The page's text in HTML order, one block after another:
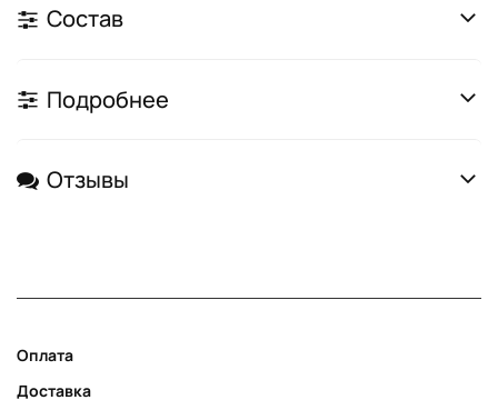
Состав
Подробнее
Отзывы
Оплата
Доставка